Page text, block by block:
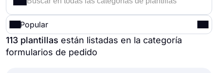
Popular
113 plantillas están listadas en la categoría
formularios de pedido